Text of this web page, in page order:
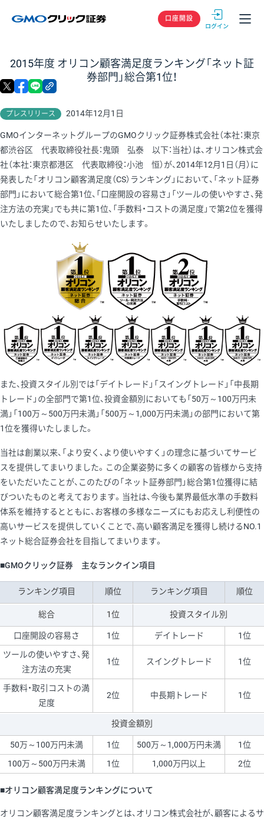
GMOクリック
口座開設
2015年度 オリコン顧客満足度ランキング「ネット証
券部門」総合第1位！
プレスリリース 2014年12月1日
X facebook
GMOインターネットグループのGMOクリック証券株式会社（本社：東京
都渋谷区 代表取締役社長：鬼頭 弘泰 以下：当社）は、オリコン株式会
社（本社：東京都港区 代表取締役：小池 恒）が、2014年12月1日（月）に
発表した「オリコン顧客満足度（CS）ランキング」において、「ネット証券
部門」において総合第1位、「口座開設の容易さ」「ツールの使いやすさ、発
注方法の充実」でも共に第1位、「手数料・コストの満足度」で第2位を獲得
いたしましたので、お知らせいたします。
また、投資スタイル別では「デイトレード」「スイングトレード」「中長期
トレード」の全部門で第1位、投資金額別においても「50万～100万円未
満」「100万～500万円未満」「500万～1,000万円未満」の部門において第
1位を獲得いたしました。
当社は創業以来、「より安く、より使いやすく」の理念に基づいてサービ
スを提供してまいりました。この企業姿勢に多くの顧客の皆様から支持
をいただいたことが、このたびの「ネット証券部門」総合第1位獲得に結
びついたものと考えております。当社は、今後も業界最低水準の手数料
体系を維持するとともに、お客様の多様なニーズにもお応えし利便性の
高いサービスを提供していくことで、高い顧客満足を獲得し続けるNO.1
ネット総合証券会社を目指してまいります。
■GMOクリック証券 主なランクイン項目
ランキング項目 順位 ランキング項目 順位
総合 1位 投資スタイル別
口座開設の容易さ 1位 デイトレード
1位
ツールの使いやすさ、発
注方法の充実
1位 スイングトレード 1位
手数料・取引コストの満
足度
2位 中長期トレード 1位
投資金額別
50万～100万円未満 1位 500万～1,000万円未満
1位
100万～500万円未満
1位 1,000万円以上 2位
■オリコン顧客満足度ランキングについて
オリコン顧客満足度ランキングとは、オリコン株式会社が、顧客によるサ